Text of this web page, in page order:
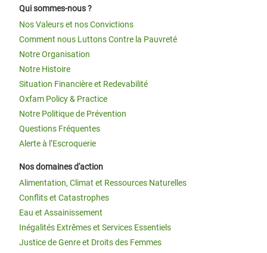
Qui sommes-nous ?
Nos Valeurs et nos Convictions
Comment nous Luttons Contre la Pauvreté
Notre Organisation
Notre Histoire
Situation Financière et Redevabilité
Oxfam Policy & Practice
Notre Politique de Prévention
Questions Fréquentes
Alerte à l’Escroquerie
Nos domaines d'action
Alimentation, Climat et Ressources Naturelles
Conflits et Catastrophes
Eau et Assainissement
Inégalités Extrêmes et Services Essentiels
Justice de Genre et Droits des Femmes